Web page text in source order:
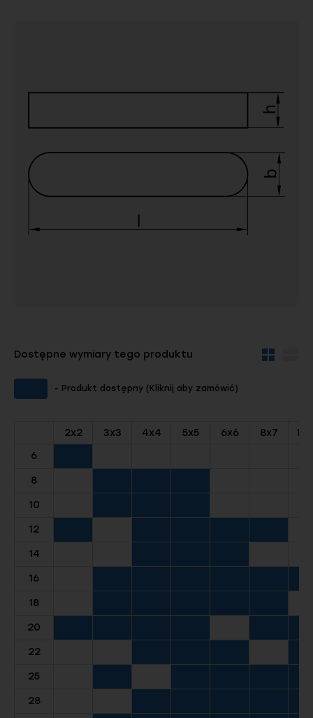
Dostępne wymiary tego produktu
Widok
- Produkt dostępny (Kliknij aby zamówić)
2x2 3x3 4x4 5x5 6x6 8x7
6
8
10
12
14
16
18
20
22
25
28